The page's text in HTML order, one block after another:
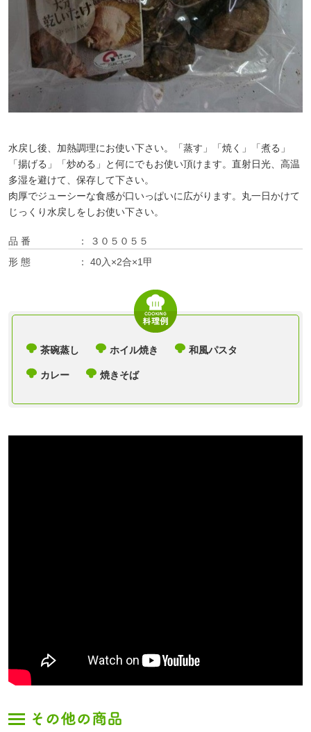
水戻し後、加熱調理にお使い下さい。「蒸す」「焼く」「煮る」
「揚げる」「炒める」と何にでもお使い頂けます。直射日光、高温
多湿を避けて、保存して下さい。
肉厚でジューシーな食感が口いっぱいに広がります。丸一日かけて
じっくり水戻しをしお使い下さい。
品 番
３０５０５５
形 態
40入×2合×1甲
茶碗蒸し ホイル焼き 和風パスタ
カレー 焼きそば